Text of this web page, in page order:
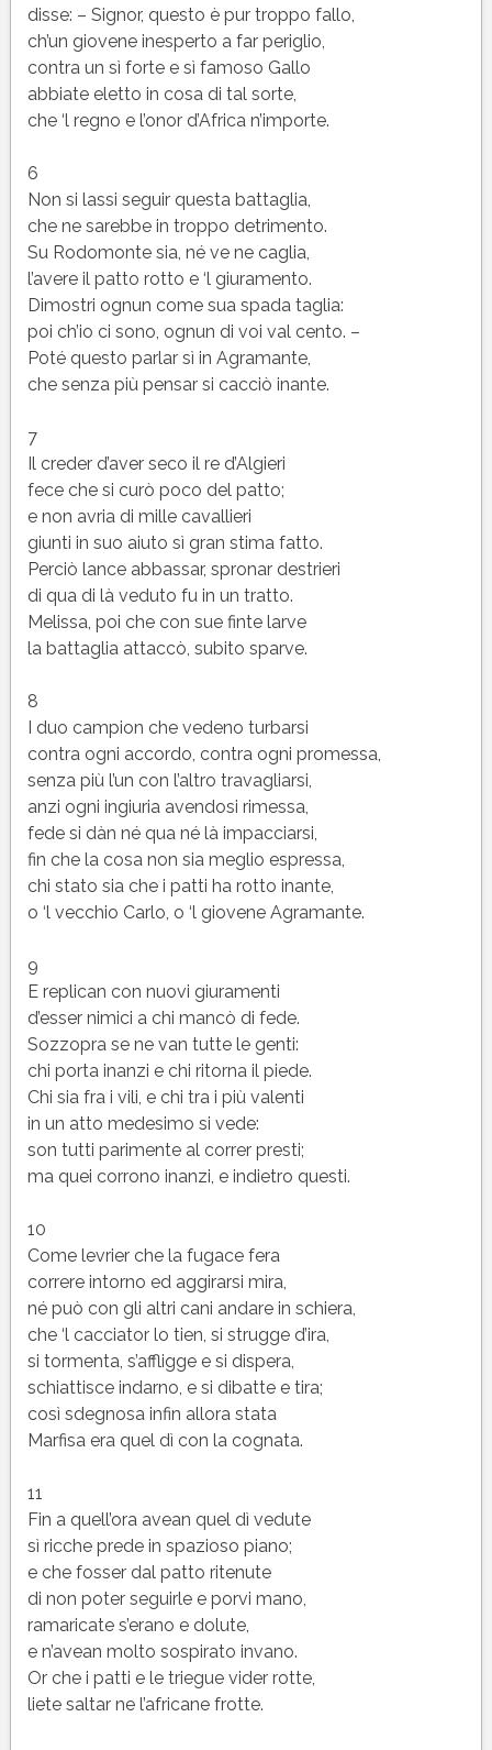
disse: – Signor, questo è pur troppo fallo,
ch’un giovene inesperto a far periglio,
contra un sì forte e sì famoso Gallo
abbiate eletto in cosa di tal sorte,
che ‘l regno e l’onor d’Africa n’importe.
6
Non si lassi seguir questa battaglia,
che ne sarebbe in troppo detrimento.
Su Rodomonte sia, né ve ne caglia,
l’avere il patto rotto e ‘l giuramento.
Dimostri ognun come sua spada taglia:
poi ch’io ci sono, ognun di voi val cento. –
Poté questo parlar sì in Agramante,
che senza più pensar si cacciò inante.
7
Il creder d’aver seco il re d’Algieri
fece che si curò poco del patto;
e non avria di mille cavallieri
giunti in suo aiuto sì gran stima fatto.
Perciò lance abbassar, spronar destrieri
di qua di là veduto fu in un tratto.
Melissa, poi che con sue finte larve
la battaglia attaccò, subito sparve.
8
I duo campion che vedeno turbarsi
contra ogni accordo, contra ogni promessa,
senza più l’un con l’altro travagliarsi,
anzi ogni ingiuria avendosi rimessa,
fede si dàn né qua né là impacciarsi,
fin che la cosa non sia meglio espressa,
chi stato sia che i patti ha rotto inante,
o ‘l vecchio Carlo, o ‘l giovene Agramante.
9
E replican con nuovi giuramenti
d’esser nimici a chi mancò di fede.
Sozzopra se ne van tutte le genti:
chi porta inanzi e chi ritorna il piede.
Chi sia fra i vili, e chi tra i più valenti
in un atto medesimo si vede:
son tutti parimente al correr presti;
ma quei corrono inanzi, e indietro questi.
10
Come levrier che la fugace fera
correre intorno ed aggirarsi mira,
né può con gli altri cani andare in schiera,
che ‘l cacciator lo tien, si strugge d’ira,
si tormenta, s’affligge e si dispera,
schiattisce indarno, e si dibatte e tira;
così sdegnosa infin allora stata
Marfisa era quel dì con la cognata.
11
Fin a quell’ora avean quel dì vedute
sì ricche prede in spazioso piano;
e che fosser dal patto ritenute
di non poter seguirle e porvi mano,
ramaricate s’erano e dolute,
e n’avean molto sospirato invano.
Or che i patti e le triegue vider rotte,
liete saltar ne l’africane frotte.